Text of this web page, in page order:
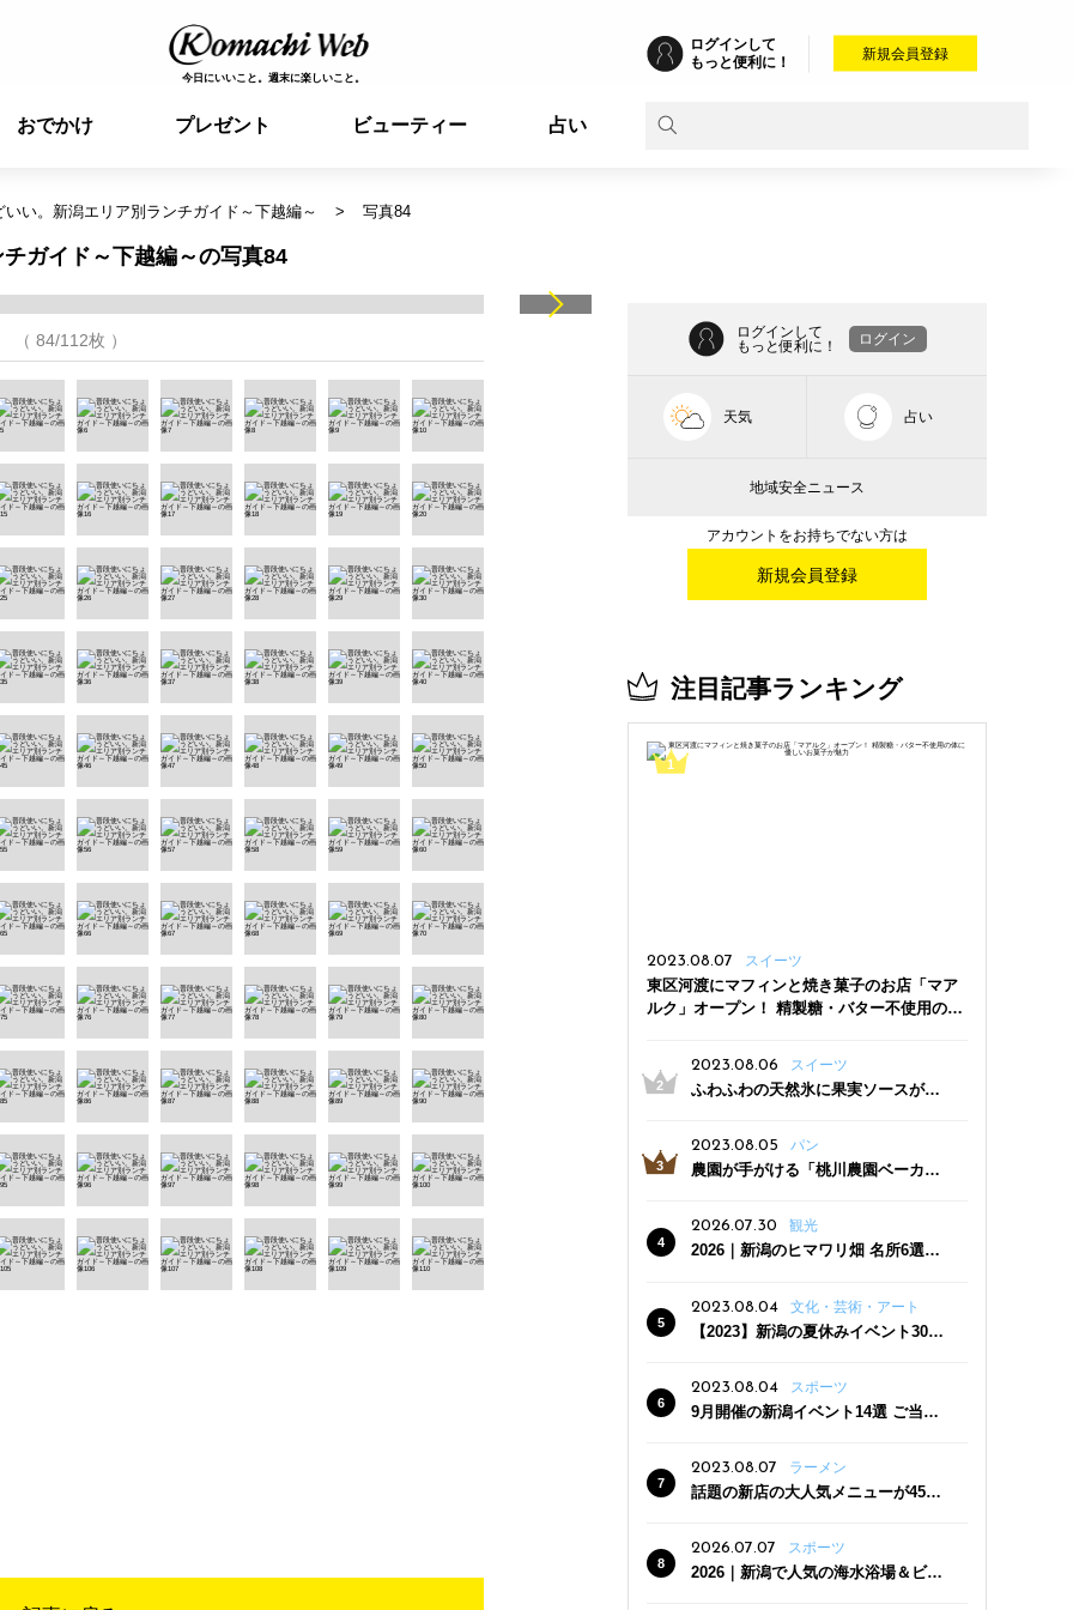
今日にいいこと。週末に楽しいこと。
ログインして
もっと便利に！
新規会員登録
おでかけ プレゼント ビューティー 占い
い。新潟エリア別ランチガイド～下越編～ 写真84
ガイド～下越編～の写真84
（ 84/112枚 ）
ログインして
もっと便利に！
ログイン
天気 占い
地域安全ニュース
アカウントをお持ちでない方は
新規会員登録
注目記事ランキング
2023.08.07 スイーツ
東区河渡にマフィンと焼き菓子のお店「マア
ルク」オープン！ 精製糖・バター不使用の体
2023.08.06
スイーツ
ふわふわの天然氷に果実ソースがた
三条駅近くにオープン
2023.08.05 パン
農園が手がける「桃川農園ベーカリ
った焼きたてパンのほか、ジェラー
トやスムージーも
2026.07.30 観光
2026｜新潟のヒマワリ畑 名所6選
2023.08.04
文化・芸術・アート
【2023】新潟の夏休みイベント30
2023.08.04
スポーツ
9月開催の新潟イベント14選 ご当地
2023.08.07 ラーメン
話題の新店の大人気メニューが450
クーポン登場
2026.07.07 スポーツ
2026｜新潟で人気の海水浴場＆ビー